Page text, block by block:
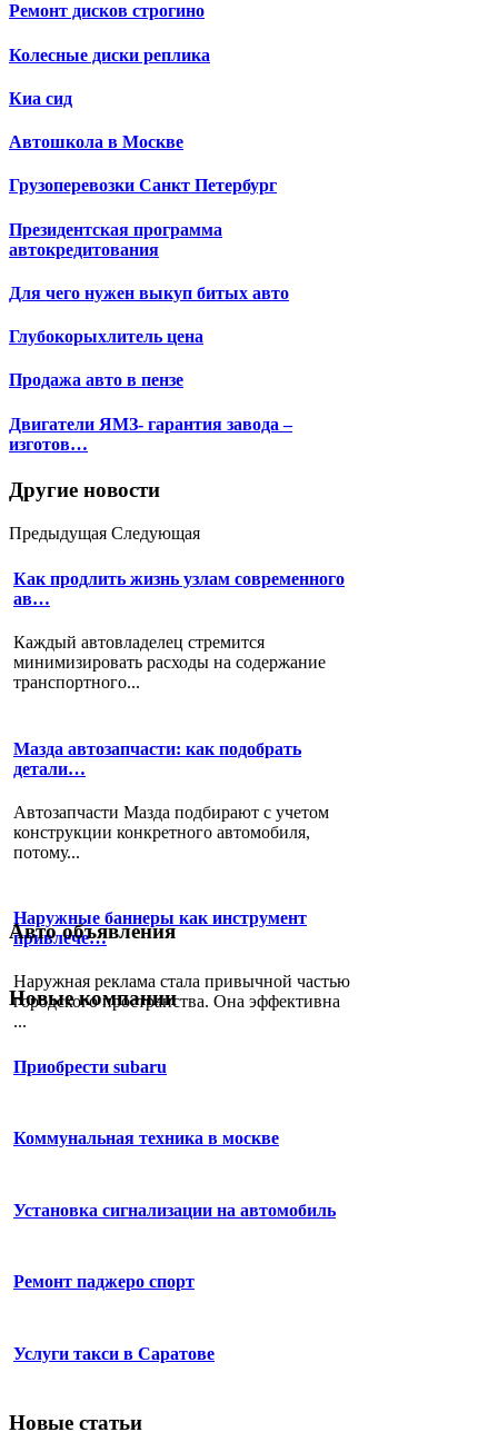
Ремонт дисков строгино
Колесные диски реплика
Киа сид
Автошкола в Москве
Грузоперевозки Санкт Петербург
Президентская программа
автокредитования
Для чего нужен выкуп битых авто
Глубокорыхлитель цена
Продажа авто в пензе
Двигатели ЯМЗ- гарантия завода –
изготов…
Другие новости
Предыдущая Следующая
Как продлить жизнь узлам современного
ав…
Каждый автовладелец стремится
минимизировать расходы на содержание
транспортного...
Мазда автозапчасти: как подобрать
детали…
Автозапчасти Мазда подбирают с учетом
конструкции конкретного автомобиля,
потому...
Наружные баннеры как инструмент
привлече…
Наружная реклама стала привычной частью
городского пространства. Она эффективна
...
Авто объявления
Новые компании
Приобрести subaru
Коммунальная техника в москве
Установка сигнализации на автомобиль
Ремонт паджеро спорт
Услуги такси в Саратове
Новые статьи